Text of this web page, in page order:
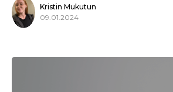
Kristin Mukutun
09.01.2024